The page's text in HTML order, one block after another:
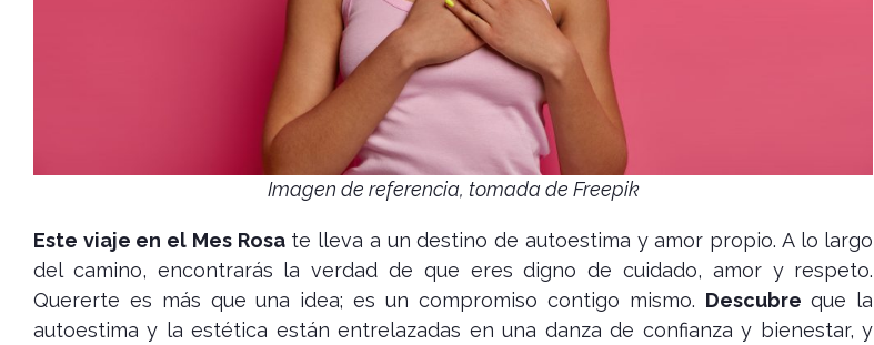
Imagen de referencia, tomada de Freepik
Este viaje en el Mes Rosate lleva a un destino de autoestima y amor propio. A lo largo
del camino, encontrarás la verdad de que eres digno de cuidado, amor y respeto.
Quererte es más que una idea; es un compromiso contigo mismo. Descubre que la
autoestima y la estética están entrelazadas en una danza de confianza y bienestar, y